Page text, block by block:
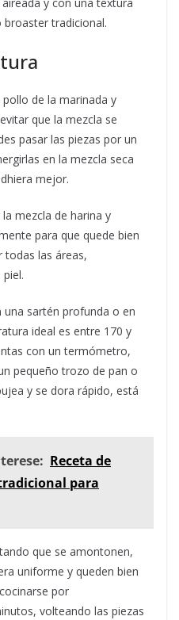
y con una textura
tradicional.
de la marinada y
que la mezcla se
pasar las piezas por un
en la mezcla seca
mejor.
mezcla de harina y
para que quede bien
todas las áreas,
una sartén profunda o en
ideal es entre 170 y
con un termómetro,
pequeño trozo de pan o
y se dora rápido, está
Receta de
para
que se amontonen,
uniforme y queden bien
por
volteando las piezas